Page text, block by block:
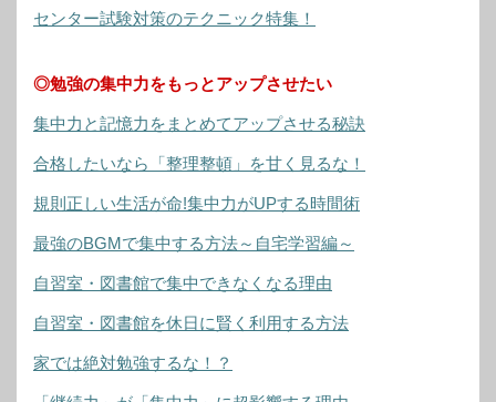
センター試験対策のテクニック特集！
◎勉強の集中力をもっとアップさせたい
集中力と記憶力をまとめてアップさせる秘訣
合格したいなら「整理整頓」を甘く見るな！
規則正しい生活が命!集中力がUPする時間術
最強のBGMで集中する方法～自宅学習編～
自習室・図書館で集中できなくなる理由
自習室・図書館を休日に賢く利用する方法
家では絶対勉強するな！？